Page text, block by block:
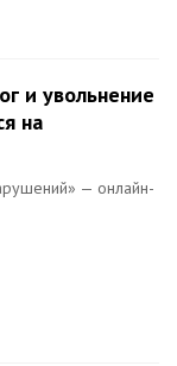
и увольнение
на
— онлайн-